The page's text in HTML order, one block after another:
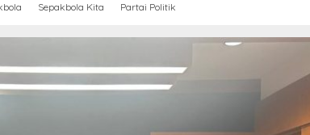
Sepakbola Kita Partai Politik